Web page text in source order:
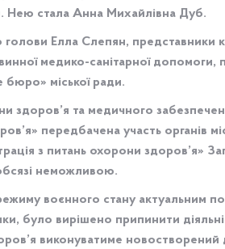
Нею стала Анна Михайлівна Дуб.
голови Елла Слепян, представники
медико-санітарної
міської ради.
здоров’я та медичного
передбачена участь органів
з питань охорони здоров’я»
неможливою.
воєнного стану актуальним
було вирішено припинити
виконуватиме